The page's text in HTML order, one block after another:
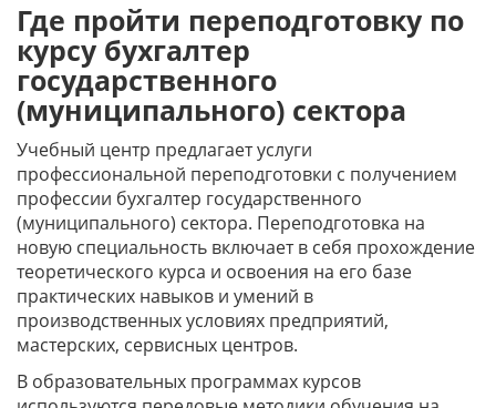
Где пройти переподготовку по
курсу бухгалтер
государственного
(муниципального) сектора
Учебный центр предлагает услуги
профессиональной переподготовки с получением
профессии бухгалтер государственного
(муниципального) сектора. Переподготовка на
новую специальность включает в себя прохождение
теоретического курса и освоения на его базе
практических навыков и умений в
производственных условиях предприятий,
мастерских, сервисных центров.
В образовательных программах курсов